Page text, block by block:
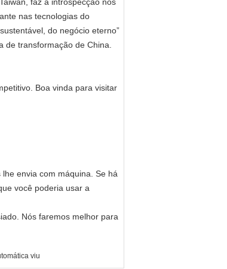
nas tecnologias do
do negócio eterno”
de transformação de China.
Boa vinda para visitar
envia com máquina. Se há
você poderia usar a
Nós faremos melhor para
viu